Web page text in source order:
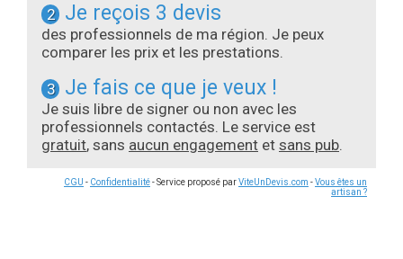
2 Je reçois 3 devis
des professionnels de ma région. Je peux
comparer les prix et les prestations.
3 Je fais ce que je veux !
Je suis libre de signer ou non avec les
professionnels contactés. Le service est
gratuit, sans aucun engagement et sans pub.
CGU - Confidentialité- Service proposé parViteUnDevis.com -Vous êtes un
artisan ?